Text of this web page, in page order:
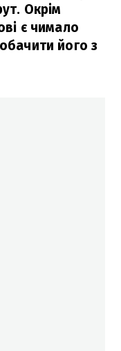
Окрім
є чимало
його з